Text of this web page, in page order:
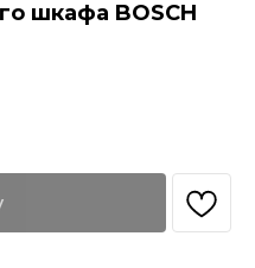
шкафа BOSCH